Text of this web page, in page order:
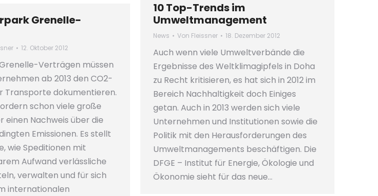
10 Top-Trends im
Umweltmanagement
News Von Fleissner 18. Dezember 2012
Auch wenn viele Umweltverbände die
Ergebnisse des Weltklimagipfels in Doha
zu Recht kritisieren, es hat sich in 2012 im
Bereich Nachhaltigkeit doch Einiges
getan. Auch in 2013 werden sich viele
Unternehmen und Institutionen sowie die
Politik mit den Herausforderungen des
Umweltmanagements beschäftigen. Die
DFGE – Institut für Energie, Ökologie und
Ökonomie sieht für das neue…
Grenelle-
12. Oktober 2012
Verträgen müssen
ab 2013 den CO2-
Transporte dokumentieren.
schon viele große
einen Nachweis über die
Emissionen. Es stellt
wie Speditionen mit
Aufwand verlässliche
verwalten und für sich
internationalen